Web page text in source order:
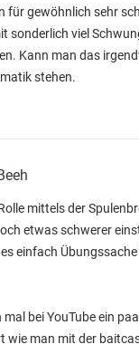
für gewöhnlich sehr
sonderlich viel
Kann man das
stehen.
mittels der
etwas schwerer
einfach
bei YouTube ein
wie man mit der